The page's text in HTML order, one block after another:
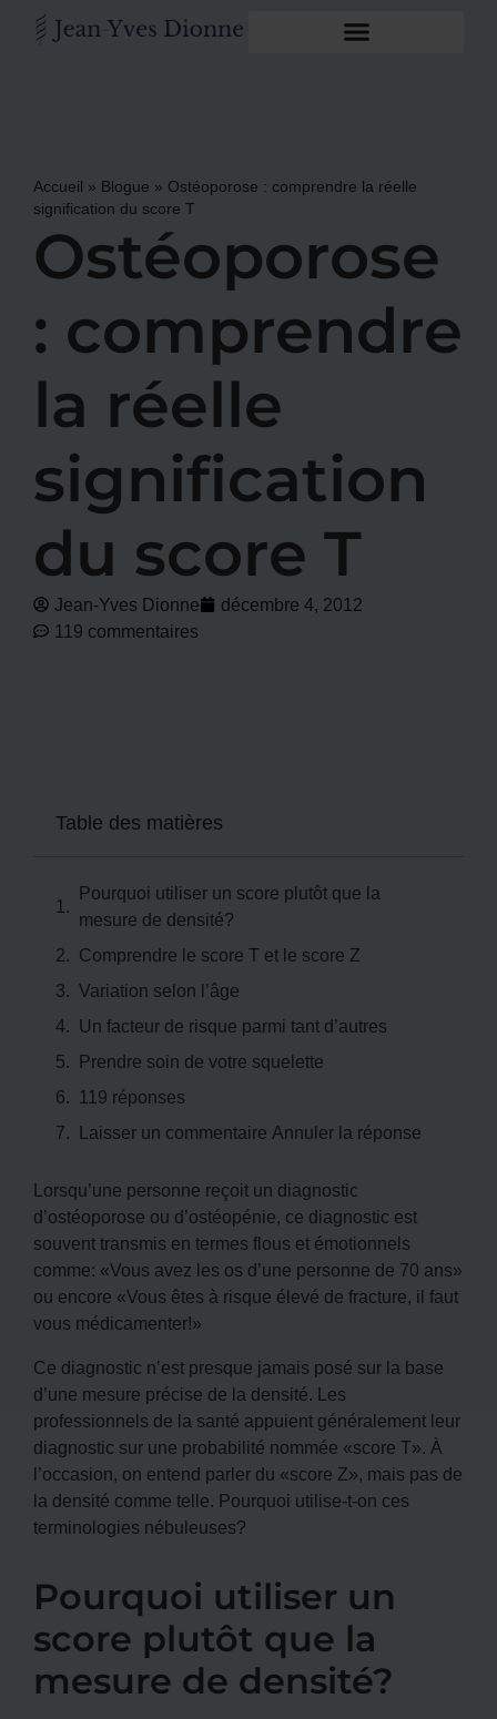
Accueil » Blogue » Ostéoporose : comprendre la réelle
signification du score T
Ostéoporose
: comprendre
la réelle
signification
du score T
Jean-Yves Dionne
décembre 4, 2012
119 commentaires
Table des matières
Pourquoi utiliser un score plutôt que la
mesure de densité?
Comprendre le score T et le score Z
Variation selon l’âge
Un facteur de risque parmi tant d’autres
Prendre soin de votre squelette
119 réponses
Laisser un commentaire Annuler la réponse
Lorsqu’une personne reçoit un diagnostic
d’ostéoporose ou d’ostéopénie, ce diagnostic est
souvent transmis en termes flous et émotionnels
comme: «Vous avez les os d’une personne de 70 ans»
ou encore «Vous êtes à risque élevé de fracture, il faut
vous médicamenter!»
Ce diagnostic n’est presque jamais posé sur la base
d’une mesure précise de la densité. Les
professionnels de la santé appuient généralement leur
diagnostic sur une probabilité nommée «score T». À
l’occasion, on entend parler du «score Z», mais pas de
la densité comme telle. Pourquoi utilise-t-on ces
terminologies nébuleuses?
Pourquoi utiliser un
score plutôt que la
mesure de densité?